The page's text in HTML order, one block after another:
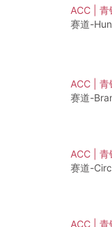
ACC |
赛道-
ACC |
赛道-
ACC |
赛道-
ACC |